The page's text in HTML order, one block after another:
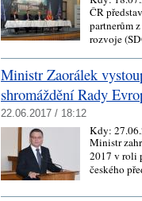
ČR
partnerům
rozvoje
Ministr Zaorálek
shromáždění Rady
22.06.2017 / 18:12
Kdy:
Ministr
2017 v roli
českého